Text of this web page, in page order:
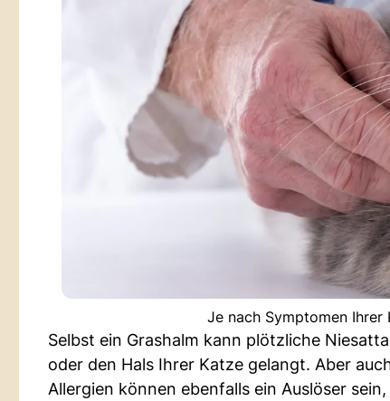
Je nach Symptomen
Selbst ein Grashalm kann plötzliche
oder den Hals Ihrer Katze gelangt. Aber
Allergien können ebenfalls ein Auslöser